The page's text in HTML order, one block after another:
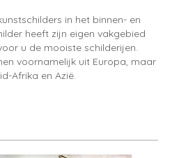
in het binnen- en
heeft zijn eigen vakgebied
u de mooiste schilderijen.
voornamelijk uit Europa, maar
Afrika en Azië.